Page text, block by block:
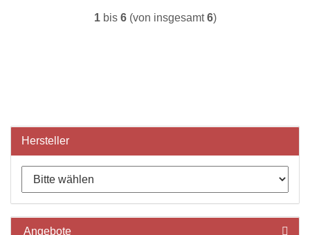
1bis 6(von insgesamt6)
Hersteller
Angebote